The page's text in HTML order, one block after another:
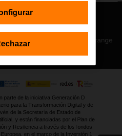
2026
Confort+
Contacto
de cookies Orange
parte de la iniciativa Generación D
para la Transformación Digital y de
de la Secretaría de Estado de
y están financiadas por el Plan de
y Resiliencia a través de los fondos
en el marco de la Inversión 1